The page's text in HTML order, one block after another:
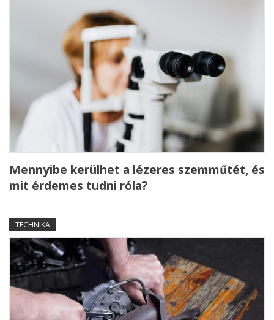
Mennyibe kerülhet a lézeres szemműtét, és
mit érdemes tudni róla?
TECHNIKA